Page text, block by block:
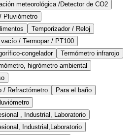
meteorológica /Detector de CO2
Pluviómetro
Temporizador / Reloj
/ Termopar / PT100
congelador
Termómetro infrarojo
higrómetro ambiental
/ Refractómetro
Para el baño
, Industrial, Laboratorio
Industrial,Laboratorio